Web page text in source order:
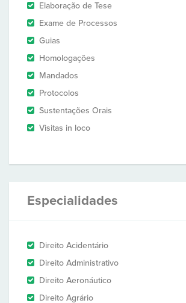
Elaboração de Tese
Exame de Processos
Guias
Homologações
Mandados
Protocolos
Sustentações Orais
Visitas in loco
Especialidades
Direito Acidentário
Direito Administrativo
Direito Aeronáutico
Direito Agrário